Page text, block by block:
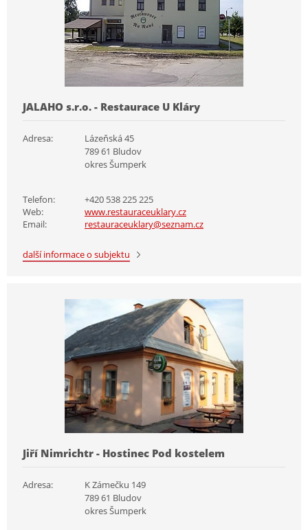
JALAHO s.r.o. - Restaurace U Kláry
Adresa:
Lázeňská 45
789 61 Bludov
okres Šumperk
Telefon:
+420 538 225 225
Web:
www.restauraceuklary.cz
Email:
restauraceuklary@seznam.cz
další informace o subjektu
Jiří Nimrichtr - Hostinec Pod kostelem
Adresa:
K Zámečku 149
789 61 Bludov
okres Šumperk